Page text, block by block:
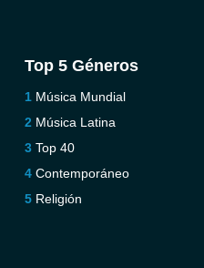
Top 5 Géneros
Música Mundial
Música Latina
Top 40
Contemporáneo
Religión